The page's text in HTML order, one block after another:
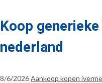
Koop
nederland
8/6/2026Aankoop kopen